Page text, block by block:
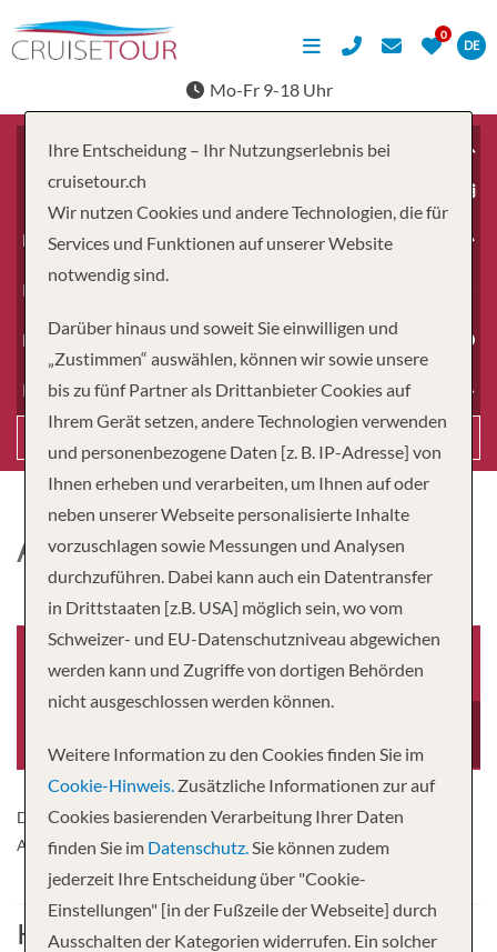
DE
Mo-Fr 9-18 Uhr
Erwachsene
Kinder
Dauer
Reiseart
AIDAPRIMA
Baujahr
Das neue Flaggschiff von AIDA Cruises wird 2015 auf den Namen
AIDAprima getauft.
Kabine
Ihre Entscheidung – Ihr Nutzungserlebnis bei
cruisetour.ch
Wir nutzen Cookies und andere Technologien, die für
Services und Funktionen auf unserer Website
notwendig sind.
Darüber hinaus und soweit Sie einwilligen und
„Zustimmen“ auswählen, können wir sowie unsere
bis zu fünf Partner als Drittanbieter Cookies auf
Ihrem Gerät setzen, andere Technologien verwenden
und personenbezogene Daten [z. B. IP-Adresse] von
Ihnen erheben und verarbeiten, um Ihnen auf oder
neben unserer Webseite personalisierte Inhalte
vorzuschlagen sowie Messungen und Analysen
durchzuführen. Dabei kann auch ein Datentransfer
in Drittstaaten [z.B. USA] möglich sein, wo vom
Schweizer- und EU-Datenschutzniveau abgewichen
werden kann und Zugriffe von dortigen Behörden
nicht ausgeschlossen werden können.
Weitere Information zu den Cookies finden Sie im
Cookie-Hinweis. Zusätzliche Informationen zur auf
Cookies basierenden Verarbeitung Ihrer Daten
finden Sie im Datenschutz.Sie können zudem
jederzeit Ihre Entscheidung über "Cookie-
Einstellungen" [in der Fußzeile der Webseite] durch
Ausschalten der Kategorien widerrufen. Ein solcher